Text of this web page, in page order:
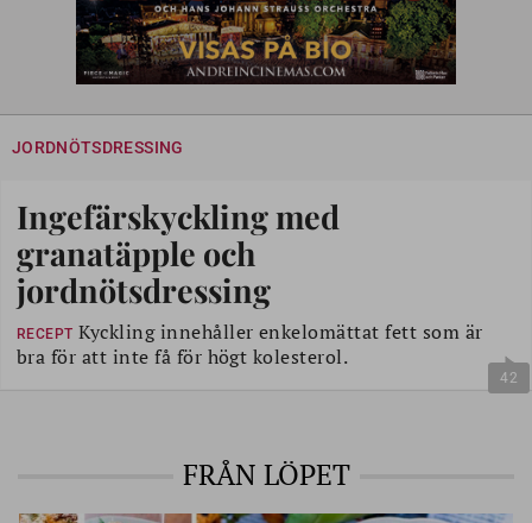
JORDNÖTSDRESSING
Ingefärskyckling med
granatäpple och
jordnötsdressing
RECEPT Kyckling innehåller enkelomättat fett som är
bra för att inte få för högt kolesterol.
42
FRÅN LÖPET